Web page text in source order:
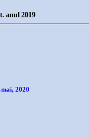
anul 2019
2020